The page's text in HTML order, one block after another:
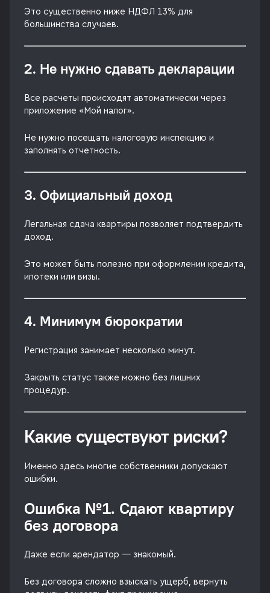
Это существенно ниже НДФЛ 13% для
большинства случаев.
2. Не нужно сдавать декларации
Все расчеты происходят автоматически через
приложение «Мой налог».
Не нужно посещать налоговую инспекцию и
заполнять отчетность.
3. Официальный доход
Легальная сдача квартиры позволяет подтвердить
доход.
Это может быть полезно при оформлении кредита,
ипотеки или визы.
4. Минимум бюрократии
Регистрация занимает несколько минут.
Закрыть статус также можно без лишних
процедур.
Какие существуют риски?
Именно здесь многие собственники допускают
ошибки.
Ошибка №1. Сдают квартиру
без договора
Даже если арендатор — знакомый.
Без договора сложно взыскать ущерб, вернуть